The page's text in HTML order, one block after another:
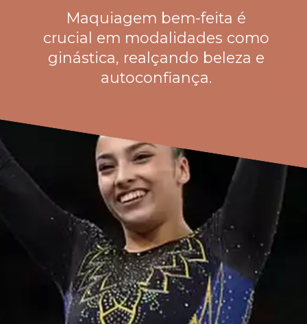
Maquiagem bem-feita é
crucial em modalidades como
ginástica, realçando beleza e